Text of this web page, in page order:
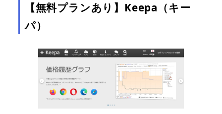
【無料プランあり】Keepa（キー
パ）